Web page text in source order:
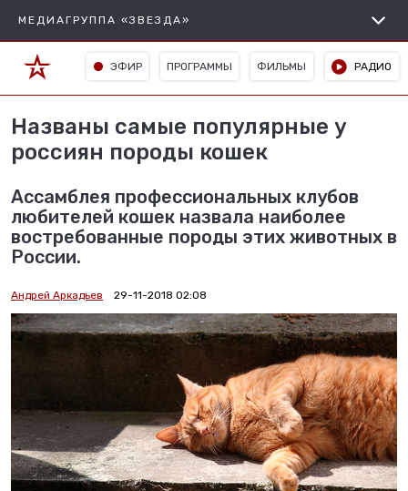
МЕДИАГРУППА «ЗВЕЗДА»
ЭФИР ПРОГРАММЫ ФИЛЬМЫ РАДИО
Названы самые популярные у
россиян породы кошек
Ассамблея профессиональных клубов
любителей кошек назвала наиболее
востребованные породы этих животных в
России.
Андрей Аркадьев 29-11-2018 02:08